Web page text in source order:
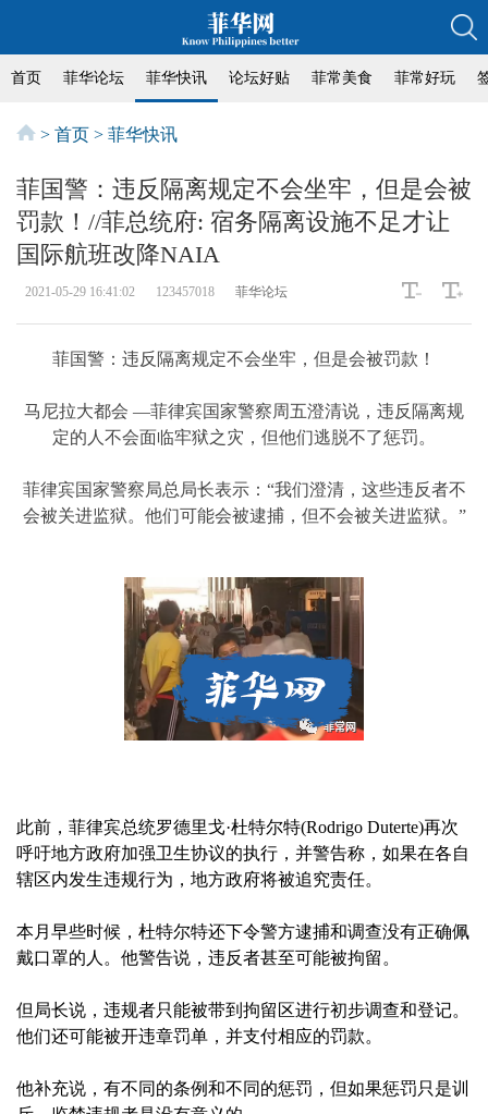
首页 菲华论坛 菲华快讯 论坛好贴 菲常美食 菲常好玩
> 首页 > 菲华快讯
菲国警：违反隔离规定不会坐牢，但是会被
罚款！//菲总统府: 宿务隔离设施不足才让
国际航班改降NAIA
2021-05-29 16:41:02 123457018 菲华论坛
菲国警：违反隔离规定不会坐牢，但是会被罚款！
马尼拉大都会 —菲律宾国家警察周五澄清说，违反隔离规
定的人不会面临牢狱之灾，但他们逃脱不了惩罚。
菲律宾国家警察局总局长表示：“我们澄清，这些违反者不
会被关进监狱。他们可能会被逮捕，但不会被关进监狱。”
此前，菲律宾总统罗德里戈·杜特尔特(Rodrigo Duterte)再次
呼吁地方政府加强卫生协议的执行，并警告称，如果在各自
辖区内发生违规行为，地方政府将被追究责任。
本月早些时候，杜特尔特还下令警方逮捕和调查没有正确佩
戴口罩的人。他警告说，违反者甚至可能被拘留。
但局长说，违规者只能被带到拘留区进行初步调查和登记。
他们还可能被开违章罚单，并支付相应的罚款。
他补充说，有不同的条例和不同的惩罚，但如果惩罚只是训